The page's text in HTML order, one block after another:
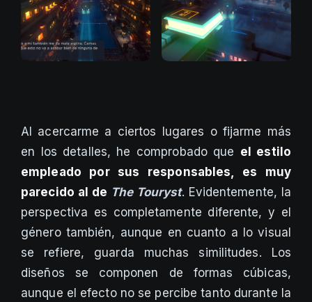
Al acercarme a ciertos lugares o fijarme más
en los detalles, he comprobado que el estilo
empleado por sus responsables, es muy
parecido al de The Touryst. Evidentemente, la
perspectiva es completamente diferente, y el
género también, aunque en cuanto a lo visual
se refiere, guarda muchas similitudes. Los
diseños se componen de formas cúbicas,
aunque el efecto no se percibe tanto durante la